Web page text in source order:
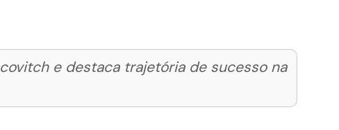
e destaca trajetória de sucesso na